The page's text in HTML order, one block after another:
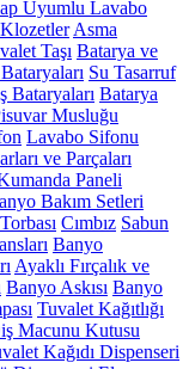
Uyumlu Lavabo
Klozetler Asma
Taşı Batarya ve
Su Tasarruf
Bataryaları Batarya
Musluğu
Lavabo Sifonu
ve Parçaları
Paneli
Bakım Setleri
Cımbız Sabun
Banyo
Ayaklı Fırçalık ve
Banyo Askısı Banyo
Tuvalet Kağıtlığı
Macunu Kutusu
Kağıdı Dispenseri